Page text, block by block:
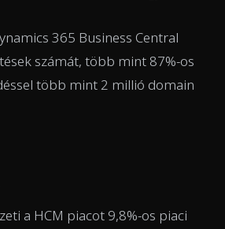
365 Business Central
számát, több mint 87%-os
több mint 2 millió domain
a HCM piacot 9,8%-os piaci